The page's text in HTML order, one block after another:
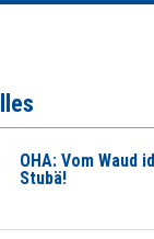
OHA: Vom Waud id
Stubä!